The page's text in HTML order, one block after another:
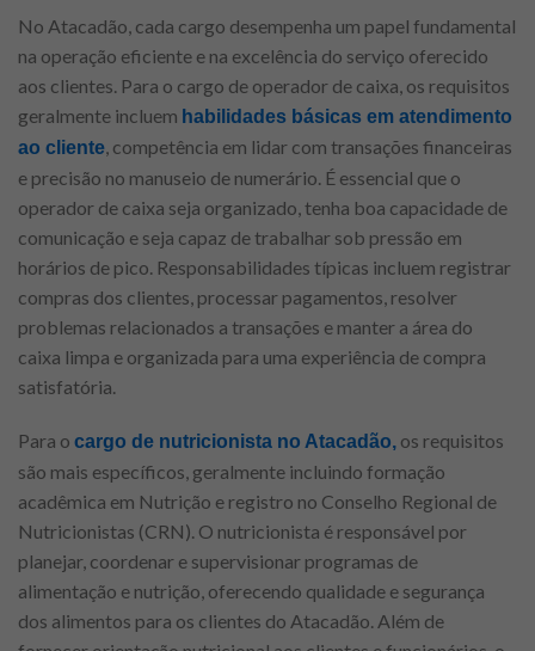
No Atacadão, cada cargo desempenha um papel fundamental
na operação eficiente e na excelência do serviço oferecido
aos clientes. Para o cargo de operador de caixa, os requisitos
geralmente incluem habilidades básicas em atendimento
ao cliente , competência em lidar com transações financeiras
e precisão no manuseio de numerário. É essencial que o
operador de caixa seja organizado, tenha boa capacidade de
comunicação e seja capaz de trabalhar sob pressão em
horários de pico. Responsabilidades típicas incluem registrar
compras dos clientes, processar pagamentos, resolver
problemas relacionados a transações e manter a área do
caixa limpa e organizada para uma experiência de compra
satisfatória.
Para o cargo de nutricionista no Atacadão, os requisitos
são mais específicos, geralmente incluindo formação
acadêmica em Nutrição e registro no Conselho Regional de
Nutricionistas (CRN). O nutricionista é responsável por
planejar, coordenar e supervisionar programas de
alimentação e nutrição, oferecendo qualidade e segurança
dos alimentos para os clientes do Atacadão. Além de